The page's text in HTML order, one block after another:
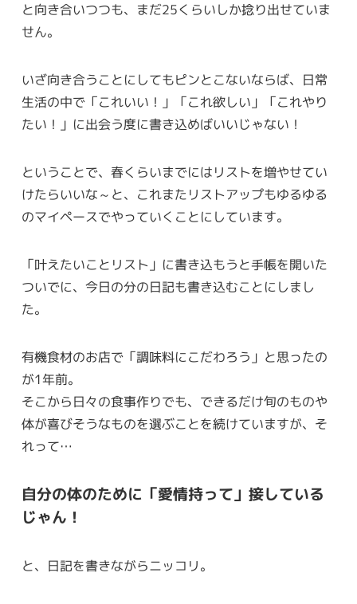
と向き合いつつも、まだ25くらいしか捻り出せていま
せん。
いざ向き合うことにしてもピンとこないならば、日常
生活の中で「これいい！」「これ欲しい」「これやり
たい！」に出会う度に書き込めばいいじゃない！
ということで、春くらいまでにはリストを増やせてい
けたらいいな～と、これまたリストアップもゆるゆる
のマイペースでやっていくことにしています。
「叶えたいことリスト」に書き込もうと手帳を開いた
ついでに、今日の分の日記も書き込むことにしまし
た。
有機食材のお店で「調味料にこだわろう」と思ったの
が1年前。
そこから日々の食事作りでも、できるだけ旬のものや
体が喜びそうなものを選ぶことを続けていますが、そ
れって…
自分の体のために「愛情持って」接している
じゃん！
と、日記を書きながらニッコリ。